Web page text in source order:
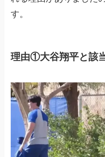
す。
理由①大谷翔平と該